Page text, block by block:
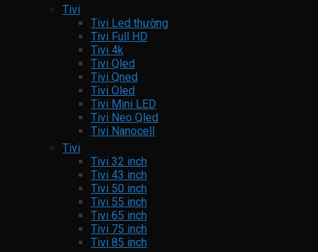
Tivi
Tivi Led thường
Tivi Full HD
Tivi 4k
Tivi Qled
Tivi Qned
Tivi Oled
Tivi Mini LED
Tivi Neo Qled
Tivi Nanocell
Tivi
Tivi 32 inch
Tivi 43 inch
Tivi 50 inch
Tivi 55 inch
Tivi 65 inch
Tivi 75 inch
Tivi 85 inch